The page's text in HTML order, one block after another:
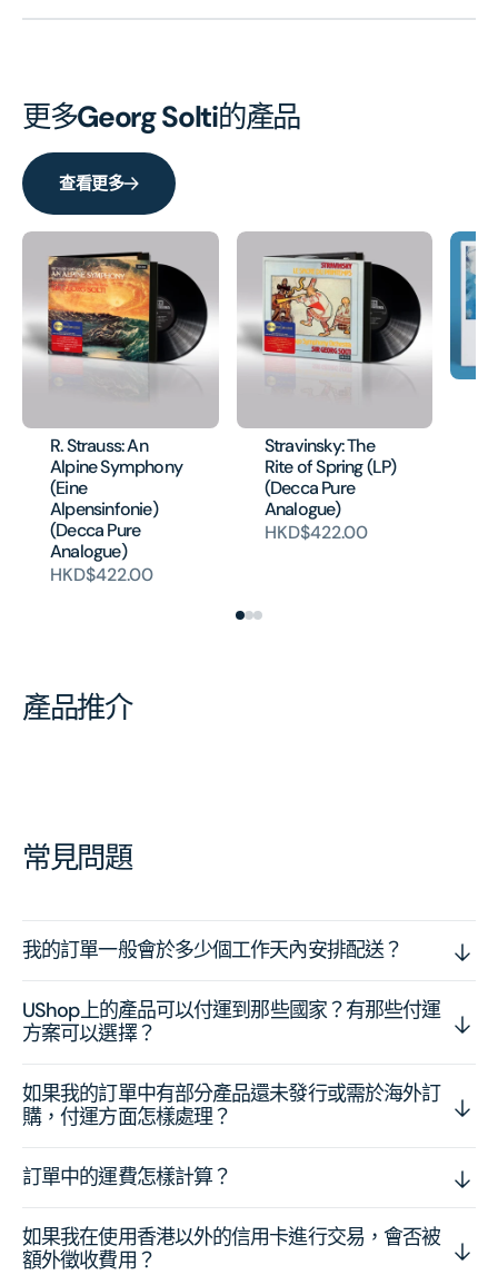
更多Georg Solti的產品
查看更多
R. Strauss: An
Alpine Symphony
(Eine
Alpensinfonie)
(Decca Pure
Analogue)
HKD$422.00
Stravinsky: The
Rite of Spring (LP)
(Decca Pure
Analogue)
HKD$422.00
產品推介
常見問題
我的訂單一般會於多少個工作天內安排配送？
UShop上的產品可以付運到那些國家？有那些付運
方案可以選擇？
如果我的訂單中有部分產品還未發行或需於海外訂
購，付運方面怎樣處理？
訂單中的運費怎樣計算？
如果我在使用香港以外的信用卡進行交易，會否被
額外徵收費用？